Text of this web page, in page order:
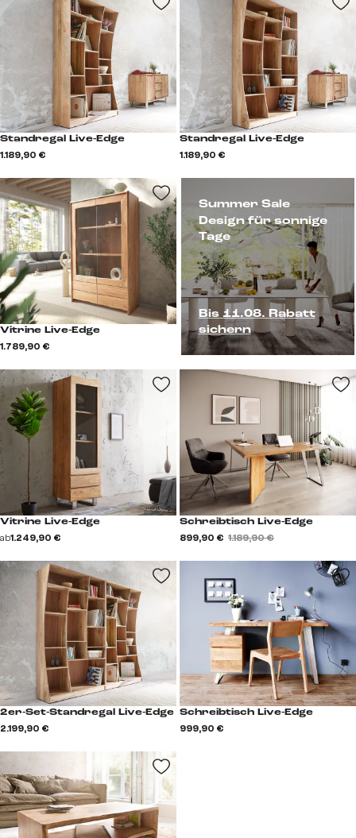
Summer Sale
Design für sonnige
Tage
Bis 11.08. Rabatt
sichern
Standregal Live-Edge
1.189,90 €
Standregal Live-Edge
1.189,90 €
Vitrine Live-Edge
1.789,90 €
Vitrine Live-Edge
ab1.249,90 €
Schreibtisch Live-Edge
899,90 € 1.189,90 €
2er-Set-Standregal Live-Edge
2.199,90 €
Schreibtisch Live-Edge
999,90 €